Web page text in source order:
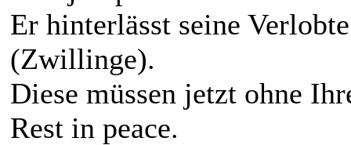
Er hinterlässt seine
(Zwillinge).
Diese müssen jetzt ohne
Rest in peace.